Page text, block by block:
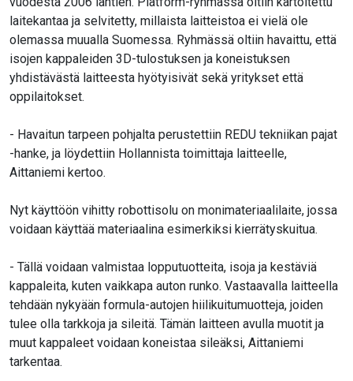
laitekantaa ja selvitetty, millaista laitteistoa ei vielä ole
olemassa muualla Suomessa. Ryhmässä oltiin havaittu, että
isojen kappaleiden 3D-tulostuksen ja koneistuksen
yhdistävästä laitteesta hyötyisivät sekä yritykset että
oppilaitokset.
- Havaitun tarpeen pohjalta perustettiin REDU tekniikan pajat
-hanke, ja löydettiin Hollannista toimittaja laitteelle,
Aittaniemi kertoo.
Nyt käyttöön vihitty robottisolu on monimateriaalilaite, jossa
voidaan käyttää materiaalina esimerkiksi kierrätyskuitua.
- Tällä voidaan valmistaa lopputuotteita, isoja ja kestäviä
kappaleita, kuten vaikkapa auton runko. Vastaavalla laitteella
tehdään nykyään formula-autojen hiilikuitumuotteja, joiden
tulee olla tarkkoja ja sileitä. Tämän laitteen avulla muotit ja
muut kappaleet voidaan koneistaa sileäksi, Aittaniemi
tarkentaa.